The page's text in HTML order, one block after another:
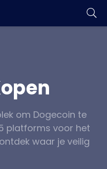
om Dogecoin te
platforms voor het
waar je veilig